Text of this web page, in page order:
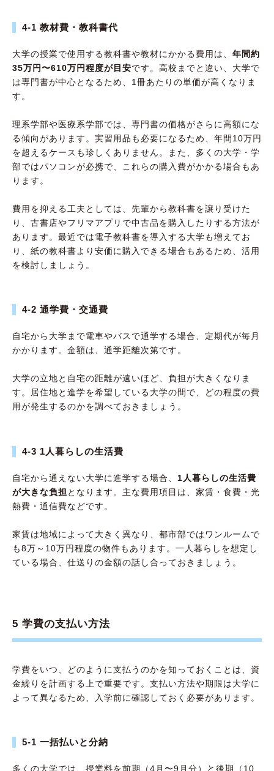
4-1 教材費・教科書代
大学の授業で使用する教科書や教材にかかる費用は、 年間約
35万円〜610万円程度が目安です。高校までと違い、大学で
は専門書が中心となるため、1冊あたりの単価が高くなりま
す。
理系学部や医療系学部では、専門書の価格がさらに高額にな
る傾向があります。実習用品も必要になるため、年間10万円
を超えるケースも珍しくありません。また、多くの大学・学
部ではパソコンが必携で、これらの購入費がかかる場合もあ
ります。
費用を抑える工夫としては、先輩から教科書を譲り受けた
り、古書店やフリマアプリで中古品を購入したりする方法が
あります。最近では電子教科書を導入する大学も増えてお
り、紙の教科書より安価に購入できる場合もあるため、活用
を検討しましょう。
4-2 通学費・交通費
自宅から大学まで電車やバスで通学する場合、定期代が毎月
かかります。金額は、通学距離次第です。
大学の立地と自宅の距離が遠いほど、負担が大きくなりま
す。居住地と進学を希望している大学の間で、どの程度の費
用が発生するのかを調べておきましょう。
4-3 1人暮らしの生活費
自宅から通えない大学に進学する場合、 1人暮らしの生活費
が大きな負担 となります。主な費用項目は、家賃・食費・光
熱費・通信費などです。
家賃は地域によって大きく異なり、都市部ではワンルームで
も8万～10万円程度の物件もあります。一人暮らしを想定し
ている場合、仕送りの金額の話し合っておきましょう。
5 学費の支払い方法
学費をいつ、どのように支払うのかを知っておくことは、資
金繰りを計画する上で重要です。支払い方法や期限は大学に
よって異なるため、入学前に確認しておく必要があります。
5-1 一括払いと分納
多くの大学では、授業料を前期（4月〜9月分）と後期（10